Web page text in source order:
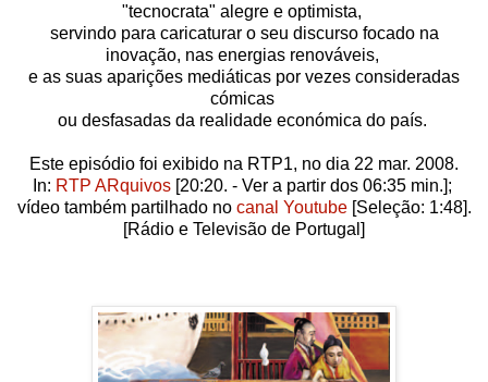
"tecnocrata" alegre e optimista,
servindo para caricaturar o seu discurso focado na
inovação, nas energias renováveis,
e as suas aparições mediáticas por vezes consideradas
cómicas
ou desfasadas da realidade económica do país.
Este episódio foi exibido na RTP1, no dia 22 mar. 2008.
In: RTP ARquivos[20:20. - Ver a partir dos 06:35 min.];
vídeo também partilhado no canal Youtube[Seleção: 1:48].
[Rádio e Televisão de Portugal]